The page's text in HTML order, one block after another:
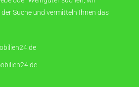
Suche und vermitteln Ihnen das